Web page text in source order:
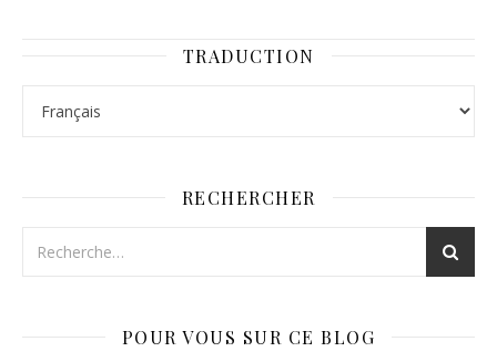
TRADUCTION
RECHERCHER
POUR VOUS SUR CE BLOG